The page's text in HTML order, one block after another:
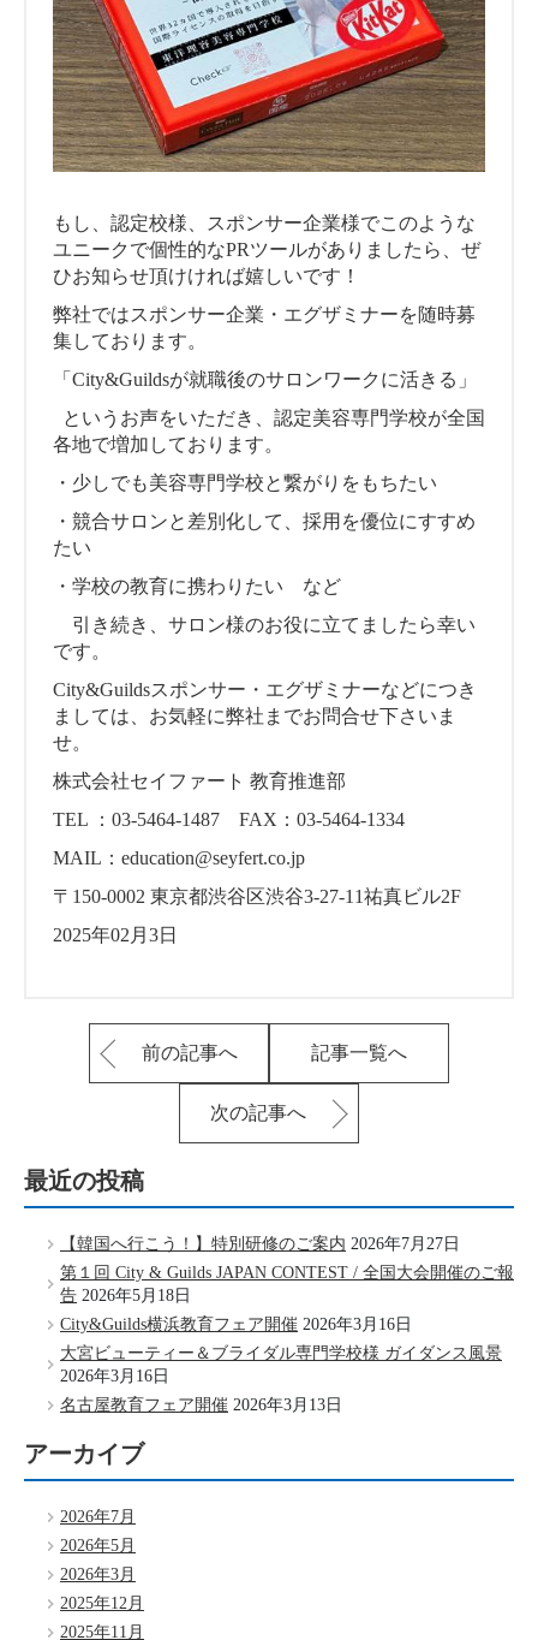
もし、認定校様、スポンサー企業様でこのような
ユニークで個性的なPRツールがありましたら、ぜ
ひお知らせ頂けければ嬉しいです！
弊社ではスポンサー企業・エグザミナーを随時募
集しております。
「City&Guildsが就職後のサロンワークに活きる」
というお声をいただき、認定美容専門学校が全国
各地で増加しております。
・少しでも美容専門学校と繋がりをもちたい
・競合サロンと差別化して、採用を優位にすすめ
たい
・学校の教育に携わりたい など
引き続き、サロン様のお役に立てましたら幸い
です。
City&Guildsスポンサー・エグザミナーなどにつき
ましては、お気軽に弊社までお問合せ下さいま
せ。
株式会社セイファート 教育推進部
TEL ：03-5464-1487 FAX：03-5464-1334
MAIL：education@seyfert.co.jp
〒150-0002 東京都渋谷区渋谷3-27-11祐真ビル2F
2025年02月3日
前の記事へ 記事一覧へ
次の記事へ
最近の投稿
【韓国へ行こう！】特別研修のご案内 2026年7月27日
第１回 City & Guilds JAPAN CONTEST / 全国大会開催のご報
告 2026年5月18日
City&Guilds横浜教育フェア開催 2026年3月16日
大宮ビューティー＆ブライダル専門学校様 ガイダンス風景
2026年3月16日
名古屋教育フェア開催 2026年3月13日
アーカイブ
2026年7月
2026年5月
2026年3月
2025年12月
2025年11月